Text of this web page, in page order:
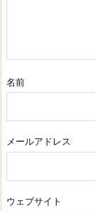
名前
メールアドレス
ウェブサイト